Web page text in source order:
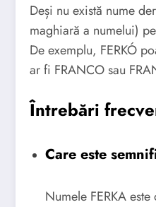
Deși nu există nume
maghiară a numelui)
De exemplu, FERKÓ
ar fi FRANCO sau
Întrebări
Care este
Numele FERKA